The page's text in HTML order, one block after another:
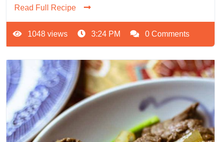
Read Full Recipe
1048 views 3:24 PM 0 Comments